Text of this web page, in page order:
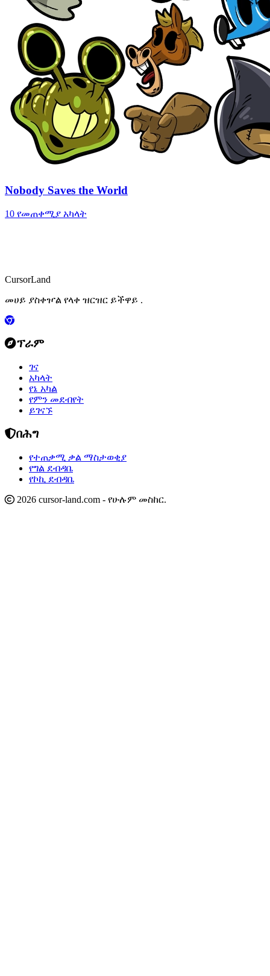
Nobody Saves the World
10 የመጠቀሚያ አካላት
CursorLand
መሀይ ያስቀዦል የላቀ ዝርዝር ይችዋይ .
ፕራም
ገና
አካላት
የኔ አካል
የምን መደብየት
ይገናኙ
በሕግ
የተጠቃሚ ቃል ማስታወቂያ
የግል ደብዳቤ
የኮኪ ደብዳቤ
2026 cursor-land.com - የሁሉም መስከር.